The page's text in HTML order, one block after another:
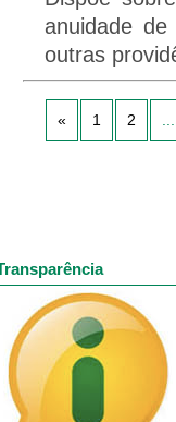
anuidade
outras
« 1 2